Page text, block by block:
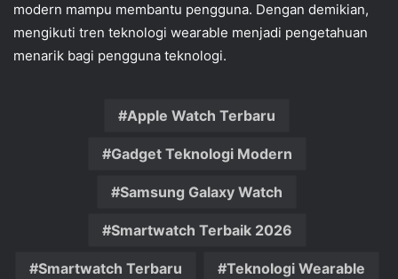
modern mampu membantu pengguna. Dengan demikian,
mengikuti tren teknologi wearable menjadi pengetahuan
menarik bagi pengguna teknologi.
Apple Watch Terbaru
Gadget Teknologi Modern
Samsung Galaxy Watch
Smartwatch Terbaik 2026
Smartwatch Terbaru Teknologi Wearable